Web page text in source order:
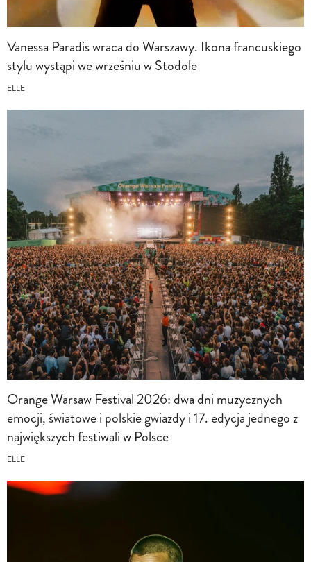
Vanessa Paradis wraca do Warszawy. Ikona francuskiego
stylu wystąpi we wrześniu w Stodole
ELLE
Orange Warsaw Festival 2026: dwa dni muzycznych
emocji, światowe i polskie gwiazdy i 17. edycja jednego z
największych festiwali w Polsce
ELLE